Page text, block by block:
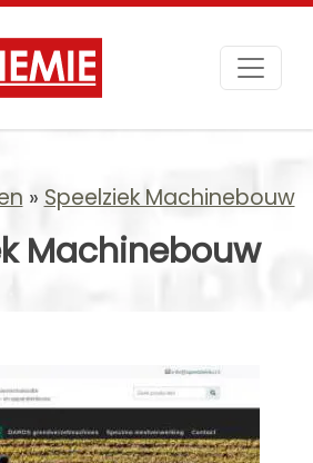
Speelziek Machinebouw
Machinebouw